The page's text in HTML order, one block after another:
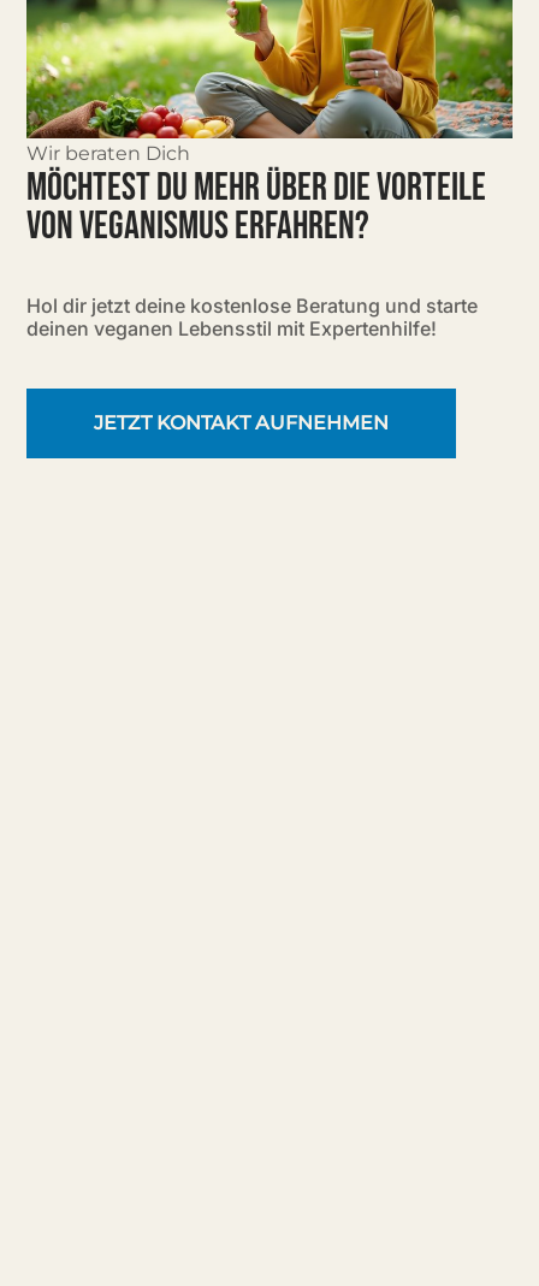
Wir beraten Dich
MÖCHTEST DU MEHR ÜBER DIE VORTEILE
VON VEGANISMUS ERFAHREN?
Hol dir jetzt deine kostenlose Beratung und starte
deinen veganen Lebensstil mit Expertenhilfe!
JETZT KONTAKT AUFNEHMEN